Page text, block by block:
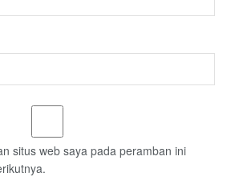
situs web saya pada peramban ini